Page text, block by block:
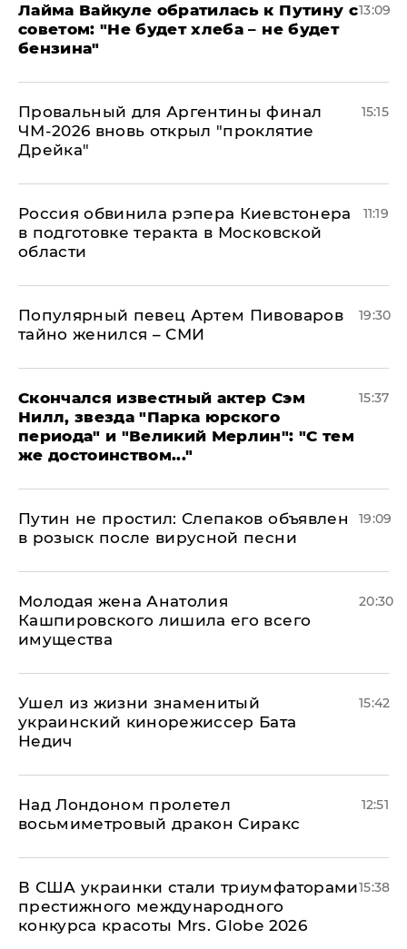
Лайма Вайкуле обратилась к Путину с
советом: "Не будет хлеба – не будет
бензина"
13:09
Провальный для Аргентины финал
ЧМ-2026 вновь открыл "проклятие
Дрейка"
15:15
Россия обвинила рэпера Киевстонера
в подготовке теракта в Московской
области
11:19
Популярный певец Артем Пивоваров
тайно женился – СМИ
19:30
Скончался известный актер Сэм
Нилл, звезда "Парка юрского
периода" и "Великий Мерлин": "С тем
же достоинством..."
15:37
Путин не простил: Слепаков объявлен
в розыск после вирусной песни
19:09
Молодая жена Анатолия
Кашпировского лишила его всего
имущества
20:30
Ушел из жизни знаменитый
украинский кинорежиссер Бата
Недич
15:42
Над Лондоном пролетел
восьмиметровый дракон Сиракс
12:51
В США украинки стали триумфаторами
престижного международного
конкурса красоты Mrs. Globe 2026
15:38